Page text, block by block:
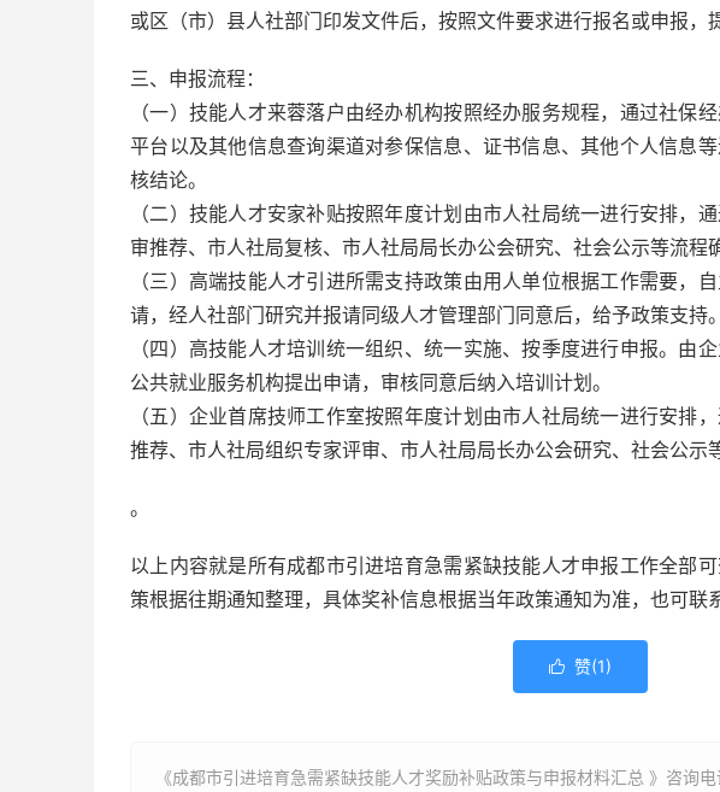
或区（市）县人社部门印发文件后，按照文件要求进行报名或申报，
三、申报流程：
（一）技能人才来蓉落户由经办机构按照经办服务规程，通过社保
平台以及其他信息查询渠道对参保信息、证书信息、其他个人信息
核结论。
（二）技能人才安家补贴按照年度计划由市人社局统一进行安排，
审推荐、市人社局复核、市人社局局长办公会研究、社会公示等流程
（三）高端技能人才引进所需支持政策由用人单位根据工作需要，
请，经人社部门研究并报请同级人才管理部门同意后，给予政策支持。
（四）高技能人才培训统一组织、统一实施、按季度进行申报。由
公共就业服务机构提出申请，审核同意后纳入培训计划。
（五）企业首席技师工作室按照年度计划由市人社局统一进行安排
推荐、市人社局组织专家评审、市人社局局长办公会研究、社会公示
。
以上内容就是所有成都市引进培育急需紧缺技能人才申报工作全部
策根据往期通知整理，具体奖补信息根据当年政策通知为准，也可联
 赞(1)
《成都市引进培育急需紧缺技能人才奖励补贴政策与申报材料汇总 》咨询电